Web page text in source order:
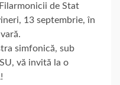
de Stat
13 septembrie, în
simfonică, sub
vă invită la o